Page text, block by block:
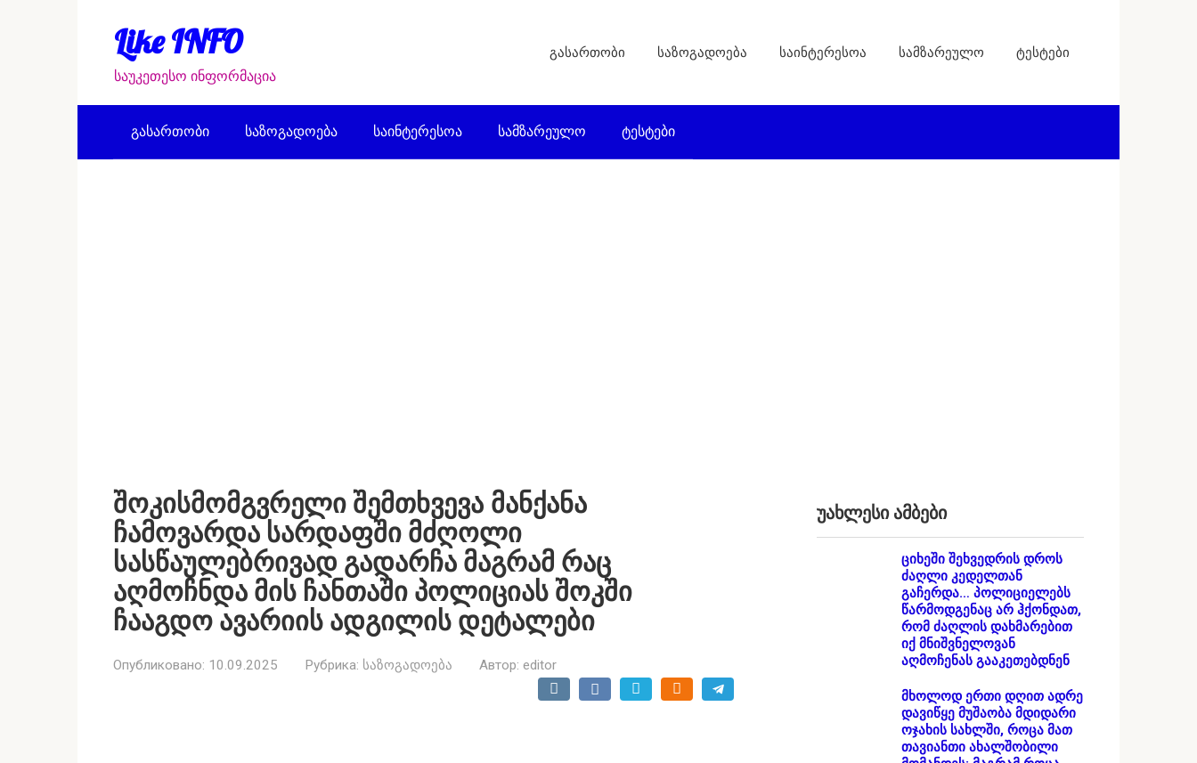
Like INFO
საუკეთესო ინფორმაცია
გასართობი საზოგადოება საინტერესოა სამზარეულო ტესტები
გასართობი საზოგადოება საინტერესოა სამზარეულო ტესტები
შოკისმომგვრელი შემთხვევა მანქანა
ჩამოვარდა სარდაფში მძღოლი
სასწაულებრივად გადარჩა მაგრამ რაც
აღმოჩნდა მის ჩანთაში პოლიციას შოკში
ჩააგდო ავარიის ადგილის დეტალები
Опубликовано: 10.09.2025 Рубрика: საზოგადოება Автор: editor
უახლესი ამბები
ციხეში შეხვედრის დროს
ძაღლი კედელთან
გაჩერდა… პოლიციელებს
წარმოდგენაც არ ჰქონდათ,
რომ ძაღლის დახმარებით
იქ მნიშვნელოვან
აღმოჩენას გააკეთებდნენ
მხოლოდ ერთი დღით ადრე
დავიწყე მუშაობა მდიდარი
ოჯახის სახლში, როცა მათ
თავიანთი ახალშობილი